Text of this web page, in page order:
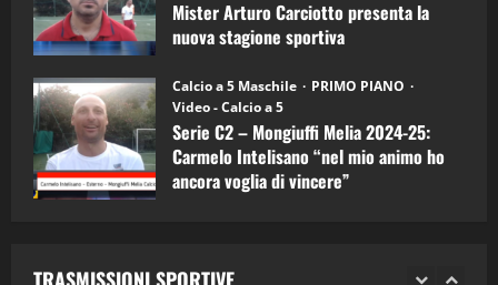
Mister Arturo Carciotto presenta la
nuova stagione sportiva
Calcio a 5 Maschile
PRIMO PIANO
Video - Calcio a 5
Serie C2 – Mongiuffi Melia 2024-25:
Carmelo Intelisano “nel mio animo ho
ancora voglia di vincere”
TRASMISSIONI SPORTIVE
1
“SportEmpire” in Podcast: 30^ Puntata
(Martedi 05 Maggio 2026)
08/05/2026
28/04/2026